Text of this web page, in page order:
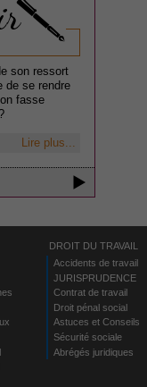
son ressort
de se rendre
fasse
Lire plus...
DROIT DU TRAVAIL
Accidents de travail
JURISPRUDENCE
Contrat de travail
Droit pénal social
Astuces et Conseils
Sécurité sociale
Abrégés juridiques